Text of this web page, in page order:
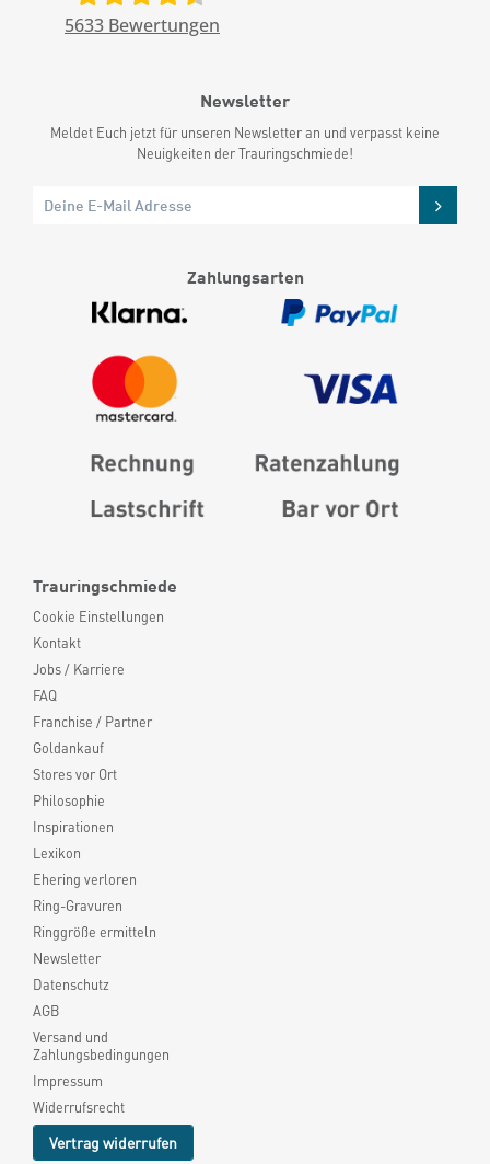
Trauringschmiede
Cookie Einstellungen
Kontakt
Jobs / Karriere
FAQ
Franchise / Partner
Goldankauf
Stores vor Ort
Philosophie
Inspirationen
Lexikon
Ehering verloren
Ring-Gravuren
Ringgröße ermitteln
Newsletter
Datenschutz
AGB
Versand und
Zahlungsbedingungen
Impressum
Widerrufsrecht
Vertrag widerrufen
5633 Bewertungen
Newsletter
Meldet Euch jetzt für unseren Newsletter an und verpasst keine
Neuigkeiten der Trauringschmiede!
Zahlungsarten